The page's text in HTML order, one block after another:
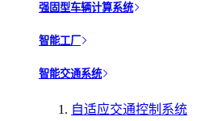
强固型车辆计算系统
智能工厂
智能交通系统
自适应交通控制系统